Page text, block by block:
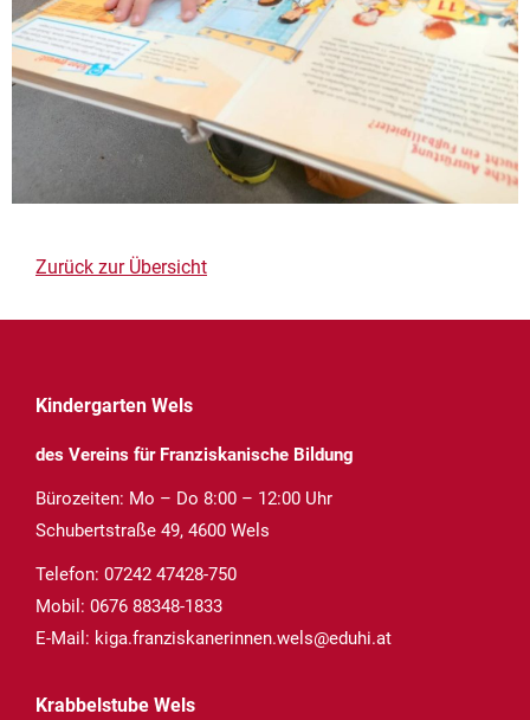
Zurück zur Übersicht
Kindergarten Wels
des Vereins für Franziskanische Bildung
Bürozeiten: Mo – Do 8:00 – 12:00 Uhr
Schubertstraße 49, 4600 Wels
Telefon: 07242 47428-750
Mobil: 0676 88348-1833
E-Mail: kiga.franziskanerinnen.wels@eduhi.at
Krabbelstube Wels